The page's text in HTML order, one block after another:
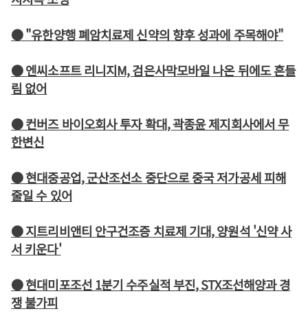
● "유한양행 폐암치료제 신약의 향후 성과에 주목해야"
● 엔씨소프트 리니지M, 검은사막모바일 나온 뒤에도 흔들
림 없어
● 컨버즈 바이오회사 투자 확대, 곽종윤 제지회사에서 무
한변신
● 현대중공업, 군산조선소 중단으로 중국 저가공세 피해
줄일 수 있어
● 지트리비앤티 안구건조증 치료제 기대, 양원석 '신약 사
서 키운다'
● 현대미포조선 1분기 수주실적 부진, STX조선해양과 경
쟁 불가피